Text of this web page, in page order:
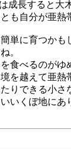
長すると大
も自分が亜熱
単に育つかも
。
食べるのがゆ
を越えて亜
りできる小
いくぼ地に